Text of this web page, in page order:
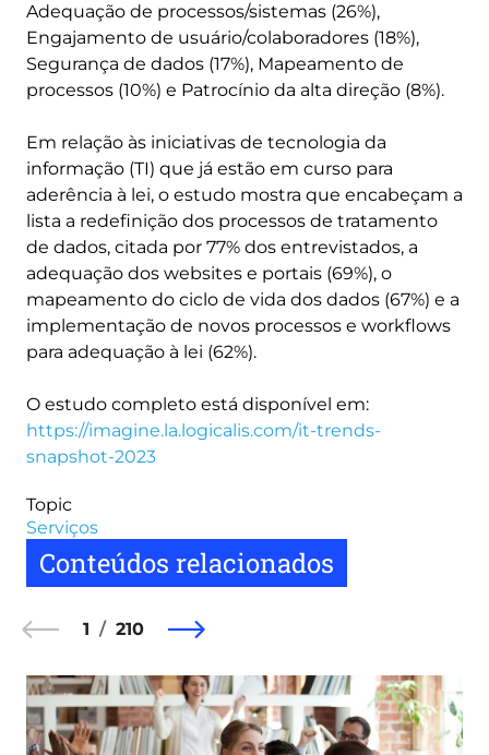
Adequação de processos/sistemas (26%),
Engajamento de usuário/colaboradores (18%),
Segurança de dados (17%), Mapeamento de
processos (10%) e Patrocínio da alta direção (8%).
Em relação às iniciativas de tecnologia da
informação (TI) que já estão em curso para
aderência à lei, o estudo mostra que encabeçam a
lista a redefinição dos processos de tratamento
de dados, citada por 77% dos entrevistados, a
adequação dos websites e portais (69%), o
mapeamento do ciclo de vida dos dados (67%) e a
implementação de novos processos e workflows
para adequação à lei (62%).
O estudo completo está disponível em:
https://imagine.la.logicalis.com/it-trends-
snapshot-2023
Topic
Serviços
Conteúdos relacionados
1 210